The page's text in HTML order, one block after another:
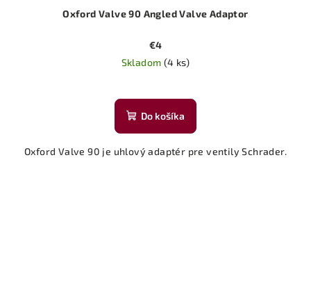
Oxford Valve 90 Angled Valve Adaptor
€4
Skladom (4 ks)
Do košíka
Oxford Valve 90 je uhlový adaptér pre ventily Schrader.